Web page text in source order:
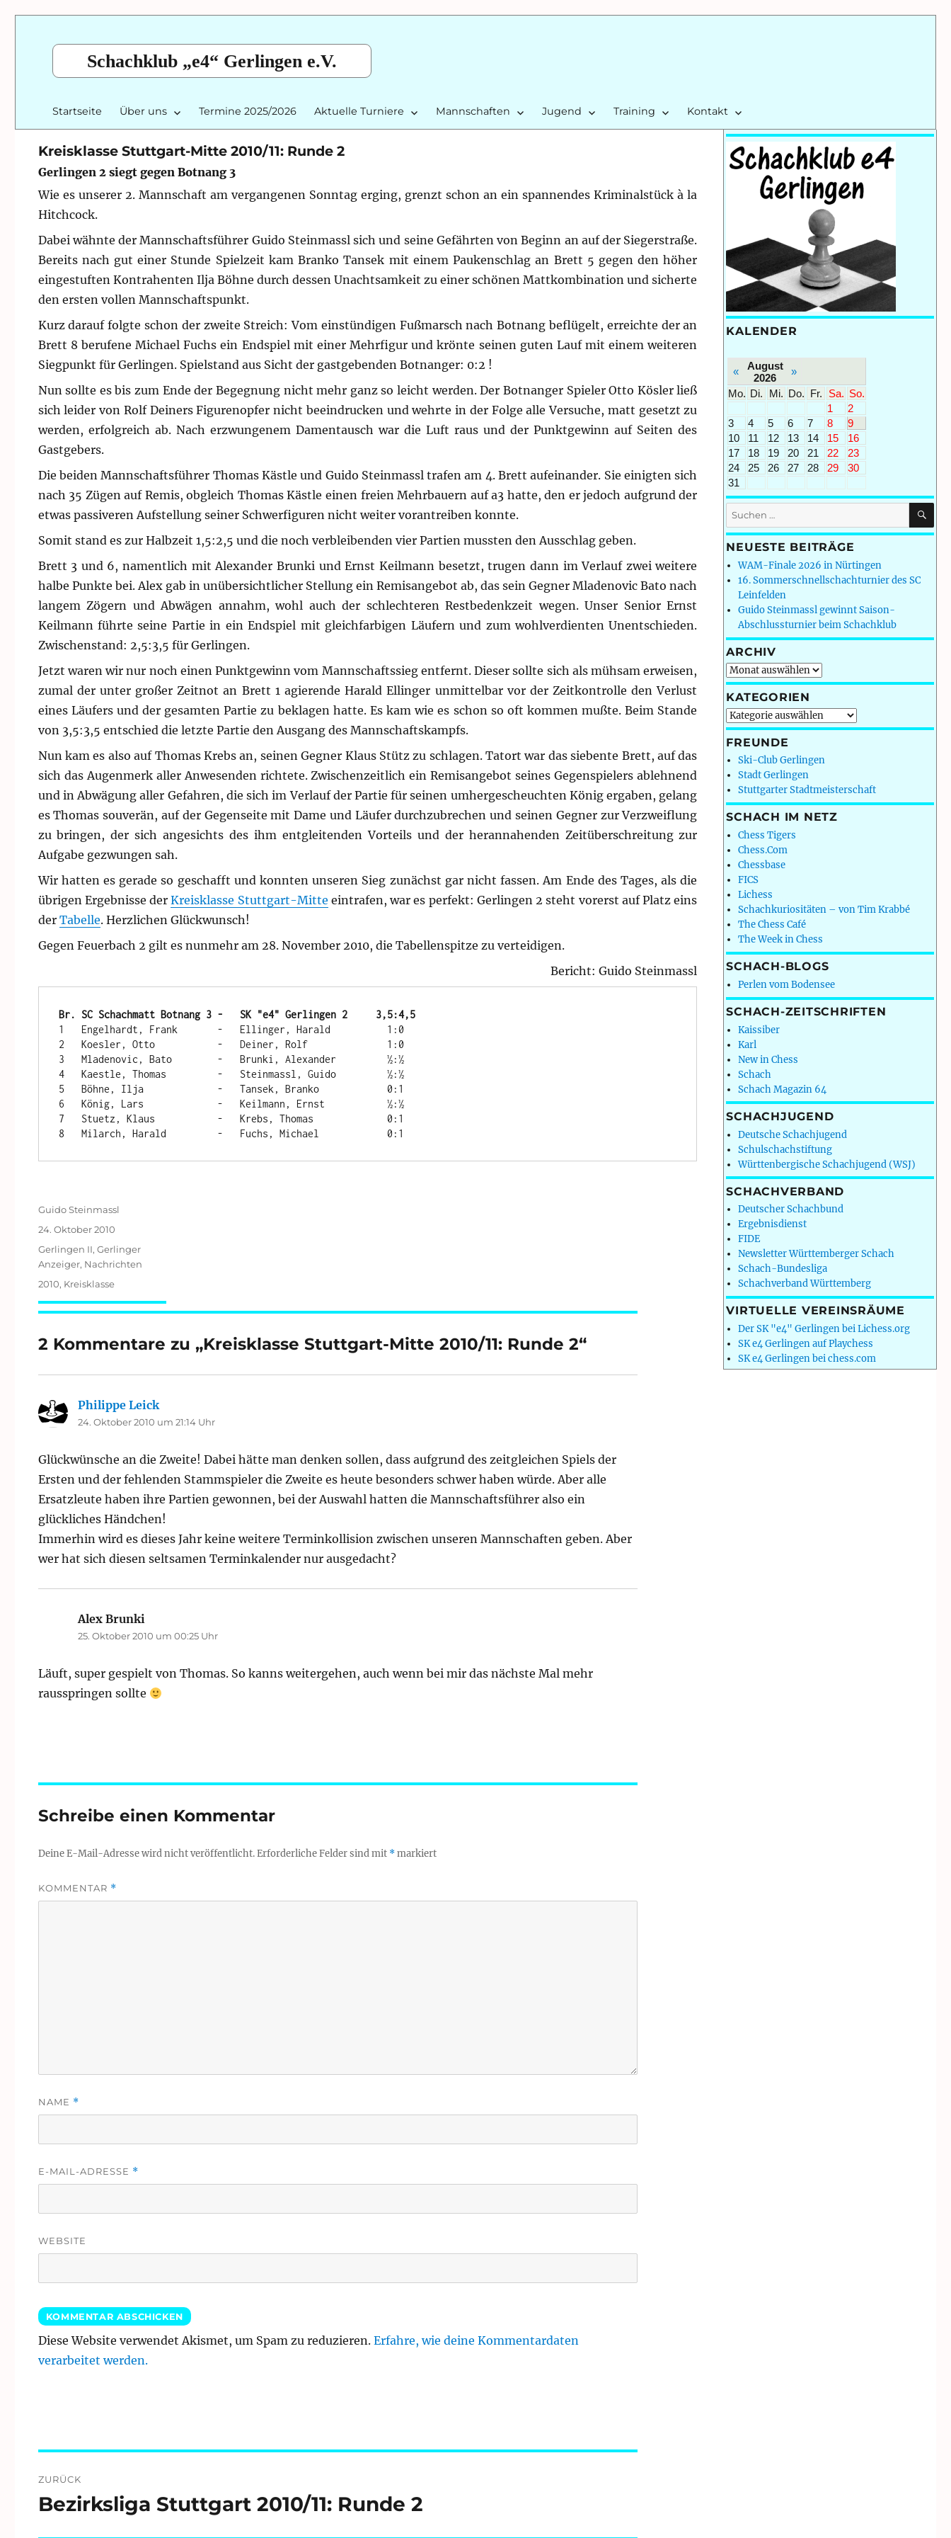
Schachklub „e4“ Gerlingen e.V.
Startseite Über uns Termine 2025/2026 Aktuelle Turniere Mannschaften Jugend Training Kontakt
Kreisklasse Stuttgart-Mitte 2010/11: Runde 2
Gerlingen 2 siegt gegen Botnang 3
Wie es unserer 2. Mannschaft am vergangenen Sonntag erging, grenzt schon an ein spannendes Kriminalstück à la
Hitchcock.
Dabei wähnte der Mannschaftsführer Guido Steinmassl sich und seine Gefährten von Beginn an auf der Siegerstraße.
Bereits nach gut einer Stunde Spielzeit kam Branko Tansek mit einem Paukenschlag an Brett 5 gegen den höher
eingestuften Kontrahenten Ilja Böhne durch dessen Unachtsamkeit zu einer schönen Mattkombination und sicherte
den ersten vollen Mannschaftspunkt.
Kurz darauf folgte schon der zweite Streich: Vom einstündigen Fußmarsch nach Botnang beflügelt, erreichte der an
Brett 8 berufene Michael Fuchs ein Endspiel mit einer Mehrfigur und krönte seinen guten Lauf mit einem weiteren
Siegpunkt für Gerlingen. Spielstand aus Sicht der gastgebenden Botnanger: 0:2 !
Nun sollte es bis zum Ende der Begegnung nicht mehr ganz so leicht werden. Der Botnanger Spieler Otto Kösler ließ
sich leider von Rolf Deiners Figurenopfer nicht beeindrucken und wehrte in der Folge alle Versuche, matt gesetzt zu
werden, erfolgreich ab. Nach erzwungenem Damentausch war die Luft raus und der Punktgewinn auf Seiten des
Gastgebers.
Die beiden Mannschaftsführer Thomas Kästle und Guido Steinmassl trafen am 4. Brett aufeinander. Sie einigten sich
nach 35 Zügen auf Remis, obgleich Thomas Kästle einen freien Mehrbauern auf a3 hatte, den er jedoch aufgrund der
etwas passiveren Aufstellung seiner Schwerfiguren nicht weiter vorantreiben konnte.
Somit stand es zur Halbzeit 1,5:2,5 und die noch verbleibenden vier Partien mussten den Ausschlag geben.
Brett 3 und 6, namentlich mit Alexander Brunki und Ernst Keilmann besetzt, trugen dann im Verlauf zwei weitere
halbe Punkte bei. Alex gab in unübersichtlicher Stellung ein Remisangebot ab, das sein Gegner Mladenovic Bato nach
langem Zögern und Abwägen annahm, wohl auch der schlechteren Restbedenkzeit wegen. Unser Senior Ernst
Keilmann führte seine Partie in ein Endspiel mit gleichfarbigen Läufern und zum wohlverdienten Unentschieden.
Zwischenstand: 2,5:3,5 für Gerlingen.
Jetzt waren wir nur noch einen Punktgewinn vom Mannschaftssieg entfernt. Dieser sollte sich als mühsam erweisen,
zumal der unter großer Zeitnot an Brett 1 agierende Harald Ellinger unmittelbar vor der Zeitkontrolle den Verlust
eines Läufers und der gesamten Partie zu beklagen hatte. Es kam wie es schon so oft kommen mußte. Beim Stande
von 3,5:3,5 entschied die letzte Partie den Ausgang des Mannschaftskampfs.
Nun kam es also auf Thomas Krebs an, seinen Gegner Klaus Stütz zu schlagen. Tatort war das siebente Brett, auf das
sich das Augenmerk aller Anwesenden richtete. Zwischenzeitlich ein Remisangebot seines Gegenspielers ablehnend
und in Abwägung aller Gefahren, die sich im Verlauf der Partie für seinen umhergescheuchten König ergaben, gelang
es Thomas souverän, auf der Gegenseite mit Dame und Läufer durchzubrechen und seinen Gegner zur Verzweiflung
zu bringen, der sich angesichts des ihm entgleitenden Vorteils und der herannahenden Zeitüberschreitung zur
Aufgabe gezwungen sah.
Wir hatten es gerade so geschafft und konnten unseren Sieg zunächst gar nicht fassen. Am Ende des Tages, als die
übrigen Ergebnisse derKreisklasse Stuttgart-Mitte eintrafen, war es perfekt: Gerlingen 2 steht vorerst auf Platz eins
der Tabelle. Herzlichen Glückwunsch!
Gegen Feuerbach 2 gilt es nunmehr am 28. November 2010, die Tabellenspitze zu verteidigen.
Bericht: Guido Steinmassl
Br. SC Schachmatt Botnang 3 -	SK "e4" Gerlingen 2	3,5:4,5
1   Engelhardt, Frank	    -	Ellinger, Harald	  1:0
2   Koesler, Otto	    -	Deiner, Rolf	          1:0
3   Mladenovic, Bato	    -	Brunki, Alexander	  ½:½
4   Kaestle, Thomas	    -	Steinmassl, Guido	  ½:½
5   Böhne, Ilja	            -	Tansek, Branko	          0:1
6   König, Lars	            -	Keilmann, Ernst	          ½:½
7   Stuetz, Klaus	    -	Krebs, Thomas	          0:1
8   Milarch, Harald	    -	Fuchs, Michael	          0:1
Autor
Guido Steinmassl
Veröffentlicht
am
24. Oktober 2010
Kategorien
Gerlingen II, Gerlinger
Anzeiger, Nachrichten
Schlagwörter
2010, Kreisklasse
2 Kommentare zu „Kreisklasse Stuttgart-Mitte 2010/11: Runde 2“
Philippe Leicksagt:
24. Oktober 2010 um 21:14 Uhr
Glückwünsche an die Zweite! Dabei hätte man denken sollen, dass aufgrund des zeitgleichen Spiels der
Ersten und der fehlenden Stammspieler die Zweite es heute besonders schwer haben würde. Aber alle
Ersatzleute haben ihre Partien gewonnen, bei der Auswahl hatten die Mannschaftsführer also ein
glückliches Händchen!
Immerhin wird es dieses Jahr keine weitere Terminkollision zwischen unseren Mannschaften geben. Aber
wer hat sich diesen seltsamen Terminkalender nur ausgedacht?
Alex Brunki
25. Oktober 2010 um 00:25 Uhr
Läuft, super gespielt von Thomas. So kanns weitergehen, auch wenn bei mir das nächste Mal mehr
rausspringen sollte
Schreibe einen Kommentar
Deine E-Mail-Adresse wird nicht veröffentlicht. Erforderliche Felder sind mit *markiert
KOMMENTAR *
NAME *
E-MAIL-ADRESSE *
WEBSITE
Diese Website verwendet Akismet, um Spam zu reduzieren. Erfahre, wie deine Kommentardaten
verarbeitet werden.
ZURÜCK
Vorheriger
Bezirksliga Stuttgart 2010/11: Runde 2
KALENDER
«
August
2026
»
Mo. Di. Mi. Do. Fr. Sa. So.
1
2
3
4 5 6 7 8
9
10
11 12 13 14 15
16
17
18 19 20 21 22
23
24
25 26 27 28 29
30
31
Suchen
nach:
NEUESTE BEITRÄGE
WAM-Finale 2026 in Nürtingen
16. Sommerschnellschachturnier des SC
Leinfelden
Guido Steinmassl gewinnt Saison-
Abschlussturnier beim Schachklub
ARCHIV
Archiv
KATEGORIEN
Kategorien
FREUNDE
Ski-Club Gerlingen
Stadt Gerlingen
Stuttgarter Stadtmeisterschaft
SCHACH IM NETZ
Chess Tigers
Chess.Com
Chessbase
FICS
Lichess
Schachkuriositäten – von Tim Krabbé
The Chess Café
The Week in Chess
SCHACH-BLOGS
Perlen vom Bodensee
SCHACH-ZEITSCHRIFTEN
Kaissiber
Karl
New in Chess
Schach
Schach Magazin 64
SCHACHJUGEND
Deutsche Schachjugend
Schulschachstiftung
Württenbergische Schachjugend (WSJ)
SCHACHVERBAND
Deutscher Schachbund
Ergebnisdienst
FIDE
Newsletter Württemberger Schach
Schach-Bundesliga
Schachverband Württemberg
VIRTUELLE VEREINSRÄUME
Der SK "e4" Gerlingen bei Lichess.org
SK e4 Gerlingen auf Playchess
SK e4 Gerlingen bei chess.com